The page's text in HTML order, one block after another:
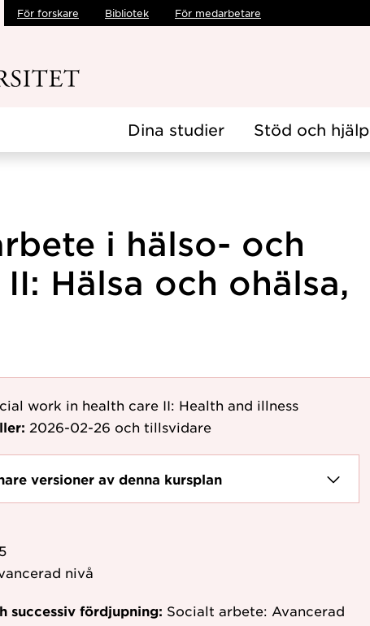
För forskare Bibliotek För medarbetare
Dina studier Stöd och hjälp
i hälso- och
Hälsa och ohälsa,
work in health care II: Health and illness
2026-02-26 och tillsvidare
versioner av denna kursplan
nivå
successiv fördjupning: Socialt arbete: Avancerad